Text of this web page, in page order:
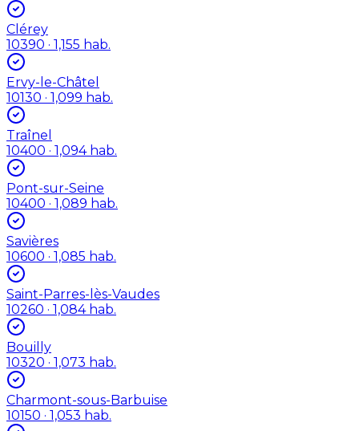
Clérey
10390 · 1,155 hab.
Ervy-le-Châtel
10130 · 1,099 hab.
Traînel
10400 · 1,094 hab.
Pont-sur-Seine
10400 · 1,089 hab.
Savières
10600 · 1,085 hab.
Saint-Parres-lès-Vaudes
10260 · 1,084 hab.
Bouilly
10320 · 1,073 hab.
Charmont-sous-Barbuise
10150 · 1,053 hab.